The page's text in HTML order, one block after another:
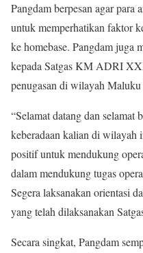
Pangdam berpesan agar para
untuk memperhatikan faktor
ke homebase. Pangdam juga
kepada Satgas KM ADRI
penugasan di wilayah
“Selamat datang dan selamat
keberadaan kalian di wilayah
positif untuk mendukung
dalam mendukung tugas
Segera laksanakan orientasi
yang telah dilaksanakan
Secara singkat, Pangdam